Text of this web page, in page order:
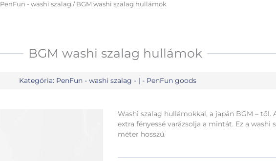
PenFun - washi szalag / BGM washi szalag hullámok
BGM washi szalag hullámok
Kategória: PenFun - washi szalag - | - PenFun goods
Washi szalag hullámokkal, a japán BGM – től.
extra fényessé varázsolja a mintát. Ez a washi
méter hosszú.